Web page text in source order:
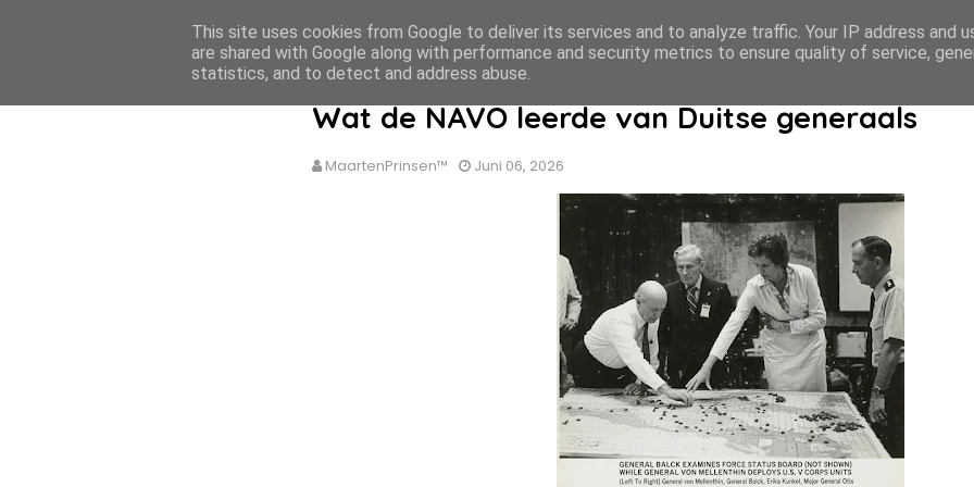
MaartenPrinsen.nl
Wat de NAVO leerde van Duitse generaals
MaartenPrinsen™ Juni 06, 2026
This site uses cookies from Google to deliver its services and to analyze traffic. Your IP address and
are shared with Google along with performance and security metrics to ensure quality of service,
statistics, and to detect and address abuse.